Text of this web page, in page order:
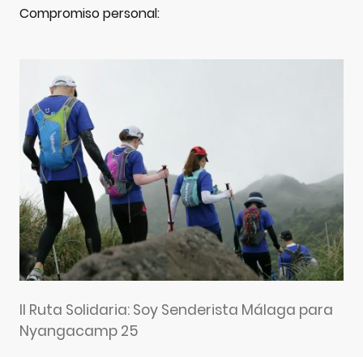
Compromiso personal:
II Ruta Solidaria: Soy Senderista Málaga para
Nyangacamp 25